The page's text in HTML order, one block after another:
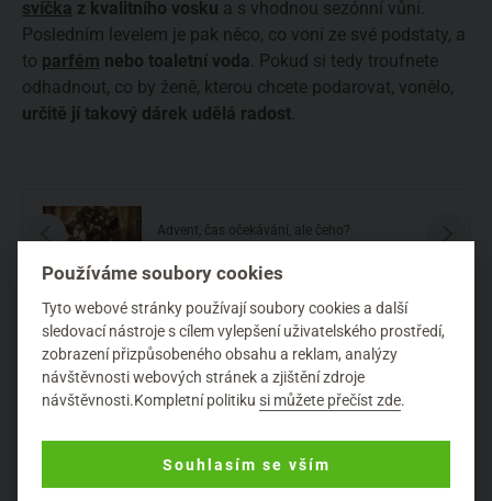
svíčka z kvalitního vosku a s vhodnou sezónní vůní.
Posledním levelem je pak něco, co voní ze své podstaty, a
to parfém nebo toaletní voda . Pokud si tedy troufnete
odhadnout, co by ženě, kterou chcete podarovat, vonělo,
určitě jí takový dárek udělá radost
Advent, čas očekávání, ale čeho?
Používáme soubory cookies
Tyto webové stránky používají soubory cookies a další
sledovací nástroje s cílem vylepšení uživatelského prostředí,
zobrazení přizpůsobeného obsahu a reklam, analýzy
návštěvnosti webových stránek a zjištění zdroje
návštěvnosti.Kompletní politikusi můžete přečíst zde.
Souhlasím se vším